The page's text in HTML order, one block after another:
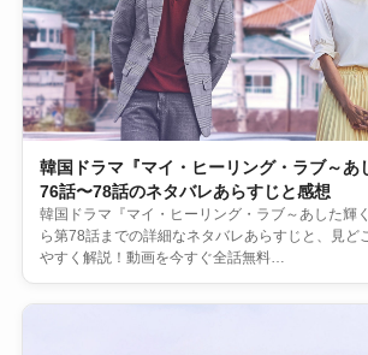
韓国ドラマ『マイ・ヒーリング・ラブ～あ
76話〜78話のネタバレあらすじと感想
韓国ドラマ『マイ・ヒーリング・ラブ～あした輝
ら第78話までの詳細なネタバレあらすじと、見ど
やすく解説！動画を今すぐ全話無料…